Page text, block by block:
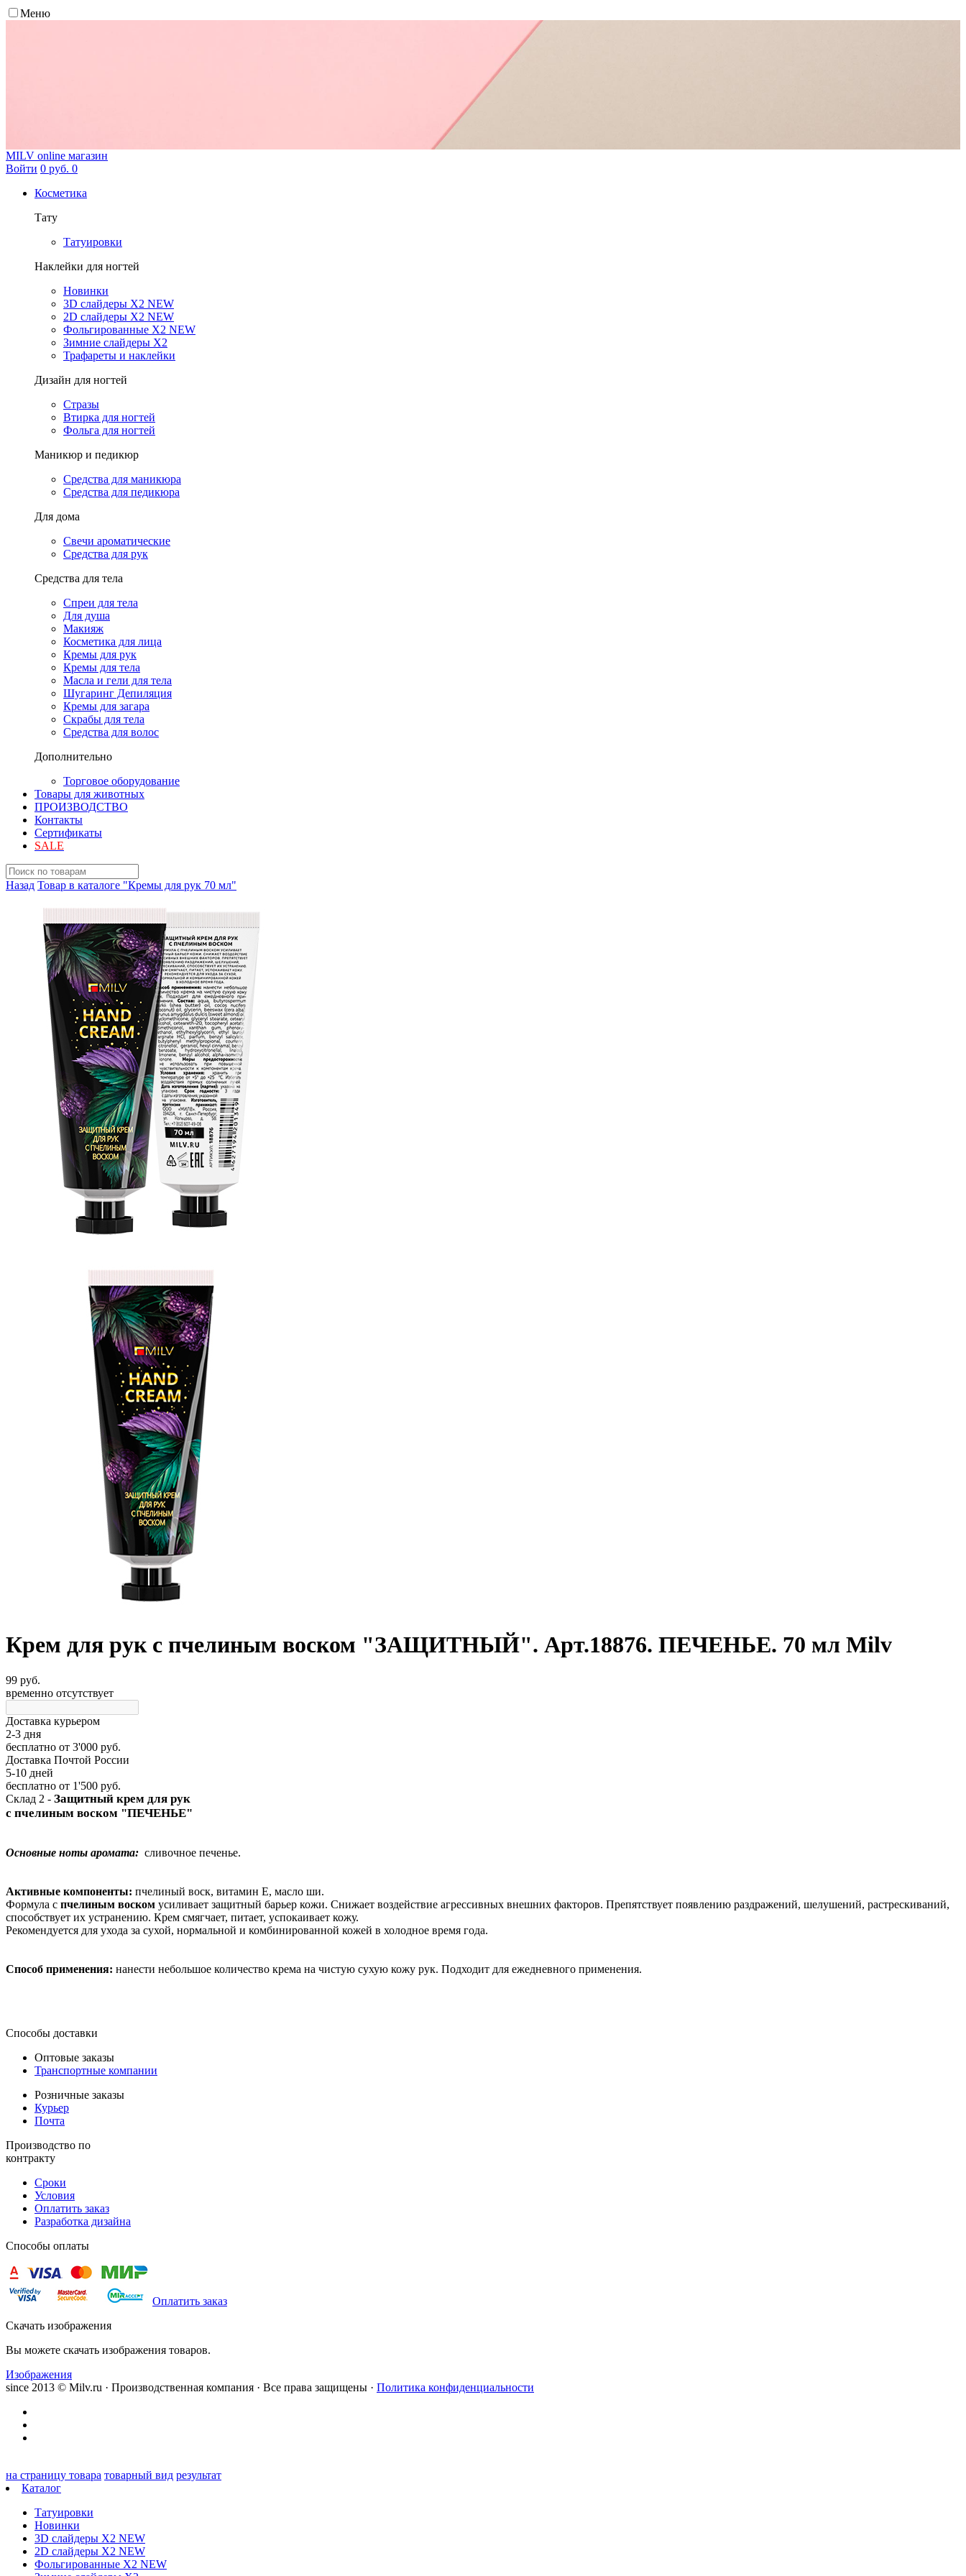
Меню
MILV online магазин
Войти 0 руб. 0
Косметика
Тату
Татуировки
Наклейки для ногтей
Новинки
3D слайдеры X2 NEW
2D слайдеры X2 NEW
Фольгированные X2 NEW
Зимние слайдеры Х2
Трафареты и наклейки
Дизайн для ногтей
Стразы
Втирка для ногтей
Фольга для ногтей
Маникюр и педикюр
Средства для маникюра
Средства для педикюра
Для дома
Свечи ароматические
Средства для рук
Средства для тела
Спреи для тела
Для душа
Макияж
Косметика для лица
Кремы для рук
Кремы для тела
Масла и гели для тела
Шугаринг Депиляция
Кремы для загара
Скрабы для тела
Средства для волос
Дополнительно
Торговое оборудование
Товары для животных
ПРОИЗВОДСТВО
Контакты
Сертификаты
SALE
Назад Товар в каталоге "Кремы для рук 70 мл"
Крем для рук с пчелиным воском "ЗАЩИТНЫЙ". Арт.18876. ПЕЧЕНЬЕ. 70 мл Milv
99 руб.
временно отсутствует
Доставка курьером
2-3 дня
бесплатно от 3'000 руб.
Доставка Почтой России
5-10 дней
бесплатно от 1'500 руб.
Склад 2 - Защитный крем для рук
с пчелиным воском "ПЕЧЕНЬЕ"
Основные ноты аромата: сливочное печенье.
Активные компоненты: пчелиный воск, витамин Е, масло ши.
Формула с пчелиным воском усиливает защитный барьер кожи. Снижает воздействие агрессивных внешних факторов. Препятствует появлению раздражений, шелушений, растрескиваний,
способствует их устранению. Крем смягчает, питает, успокаивает кожу.
Рекомендуется для ухода за сухой, нормальной и комбинированной кожей в холодное время года.
Способ применения: нанести небольшое количество крема на чистую сухую кожу рук. Подходит для ежедневного применения.
Способы доставки
Оптовые заказы
Транспортные компании
Розничные заказы
Курьер
Почта
Производство по
контракту
Сроки
Условия
Оплатить заказ
Разработка дизайна
Способы оплаты
Оплатить заказ
Скачать изображения
Вы можете скачать изображения товаров.
Изображения
since 2013 © Milv.ru · Производственная компания · Все права защищены · Политика конфиденциальности
на страницу товара товарный вид результат
Каталог
Татуировки
Новинки
3D слайдеры X2 NEW
2D слайдеры X2 NEW
Фольгированные X2 NEW